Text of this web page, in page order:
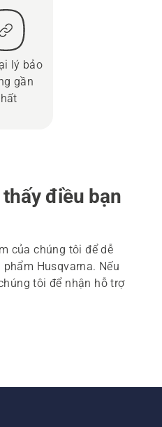
lý bảo
gần
điều bạn
của chúng tôi để dễ
Husqvarna. Nếu
tôi để nhận hỗ trợ